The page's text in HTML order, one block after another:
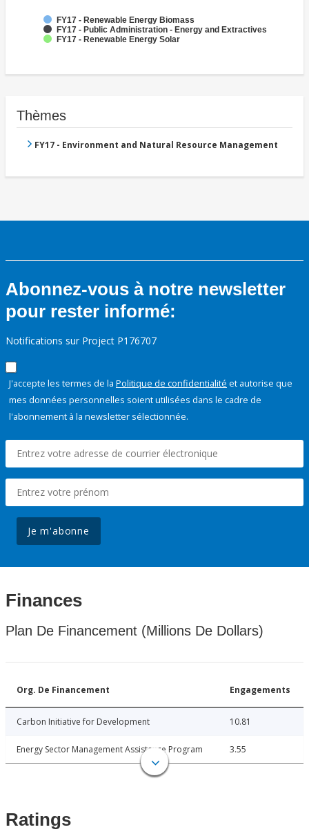
FY17 - Renewable Energy Biomass
FY17 - Public Administration - Energy and Extractives
FY17 - Renewable Energy Solar
Thèmes
FY17 - Environment and Natural Resource Management
Abonnez-vous à notre newsletter
pour rester informé:
Notifications sur Project P176707
J'accepte les termes de la Politique de confidentialité et autorise que
mes données personnelles soient utilisées dans le cadre de
l'abonnement à la newsletter sélectionnée.
Je m'abonne
Finances
Plan De Financement (Millions De Dollars)
Org. De Financement Engagements
Carbon Initiative for Development 10.81
Energy Sector Management Assistance Program 3.55
Ratings